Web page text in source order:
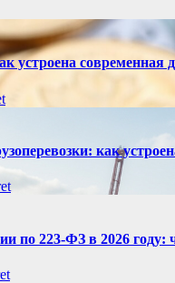
устроена современная
как
по 223-ФЗ в 2026 году: